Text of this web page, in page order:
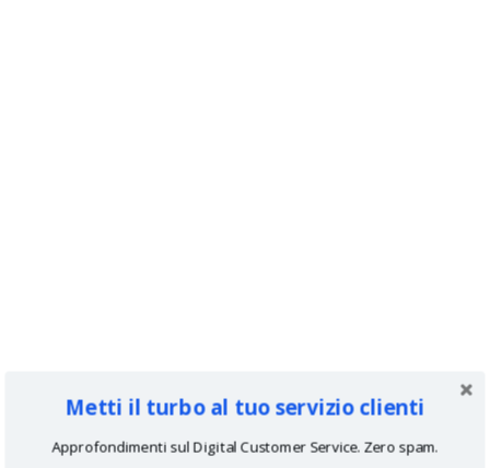
Metti il turbo al tuo servizio clienti
Approfondimenti sul Digital Customer Service. Zero spam.